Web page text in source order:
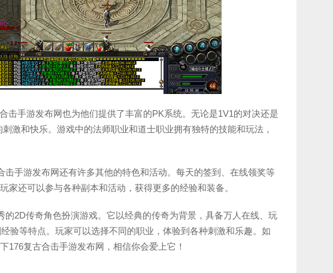
击手游发布网也为他们提供了丰富的PK系统。无论是1V1的对决还是
激和快乐。游戏中的法师职业和道士职业拥有独特的技能和玩法，
击手游发布网还有许多其他的特色和活动。每天的签到、在线领奖等
家还可以参与各种副本和活动，获得更多的经验和装备。
的2D传奇角色扮演游戏。它以经典的传奇为背景，具备万人在线、玩
验等特点。玩家可以选择不同的职业，体验到各种刺激和乐趣。如
176复古合击手游发布网，相信你会爱上它！